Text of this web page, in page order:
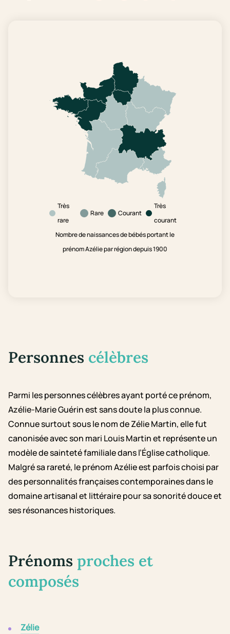
Très
rare
Rare Courant
Très
courant
Nombre de naissances de bébés portant le
prénom Azélie par région depuis 1900
Personnes célèbres
Parmi les personnes célèbres ayant porté ce prénom,
Azélie-Marie Guérin est sans doute la plus connue.
Connue surtout sous le nom de Zélie Martin, elle fut
canonisée avec son mari Louis Martin et représente un
modèle de sainteté familiale dans l’Église catholique.
Malgré sa rareté, le prénom Azélie est parfois choisi par
des personnalités françaises contemporaines dans le
domaine artisanal et littéraire pour sa sonorité douce et
ses résonances historiques.
Prénoms proches et
composés
Zélie